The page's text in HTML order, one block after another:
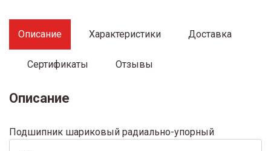
Описание Характеристики Доставка
Сертификаты Отзывы
Описание
Подшипник шариковый радиально-упорный